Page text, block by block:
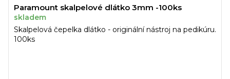
Paramount skalpelové dlátko 3mm -100ks
skladem
Skalpelová čepelka dlátko - originální nástroj na pedikúru.
100ks